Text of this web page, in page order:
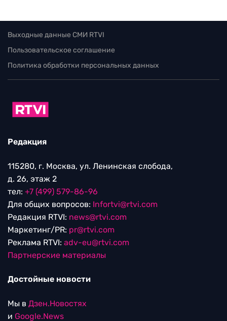
Выходные данные СМИ RTVI
Пользовательское соглашение
Политика обработки персональных данных
Редакция
115280, г. Москва, ул. Ленинская слобода,
д. 26, этаж 2
тел: +7 (499) 579-86-96
Для общих вопросов: Infortvi@rtvi.com
Редакция RTVI: news@rtvi.com
Маркетинг/PR: pr@rtvi.com
Реклама RTVI: adv-eu@rtvi.com
Партнерские материалы
Достойные новости
Мы в Дзен.Новостях
и Google.News